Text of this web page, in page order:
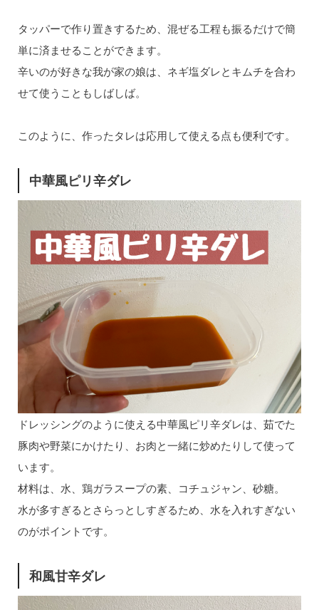
タッパーで作り置きするため、混ぜる工程も振るだけで簡
単に済ませることができます。
辛いのが好きな我が家の娘は、ネギ塩ダレとキムチを合わ
せて使うこともしばしば。
このように、作ったタレは応用して使える点も便利です。
中華風ピリ辛ダレ
ドレッシングのように使える中華風ピリ辛ダレは、茹でた
豚肉や野菜にかけたり、お肉と一緒に炒めたりして使って
います。
材料は、水、鶏ガラスープの素、コチュジャン、砂糖。
水が多すぎるとさらっとしすぎるため、水を入れすぎない
のがポイントです。
和風甘辛ダレ